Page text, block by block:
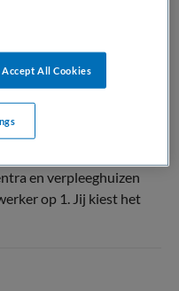
en verpleeghuizen
op 1. Jij kiest het
Accept All Cookies